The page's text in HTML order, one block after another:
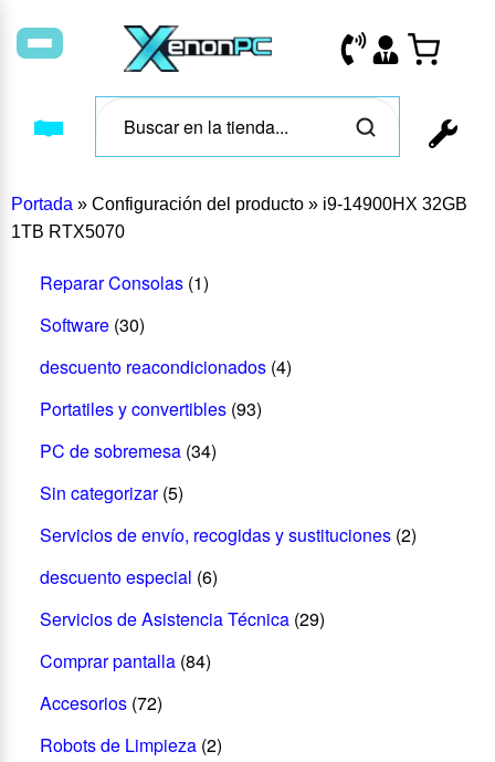
Portada » Configuración del producto » i9-14900HX 32GB
1TB RTX5070
Reparar Consolas (1)
Software (30)
descuento reacondicionados (4)
Portatiles y convertibles (93)
PC de sobremesa (34)
Sin categorizar (5)
Servicios de envío, recogidas y sustituciones (2)
descuento especial (6)
Servicios de Asistencia Técnica (29)
Comprar pantalla (84)
Accesorios (72)
Robots de Limpieza (2)